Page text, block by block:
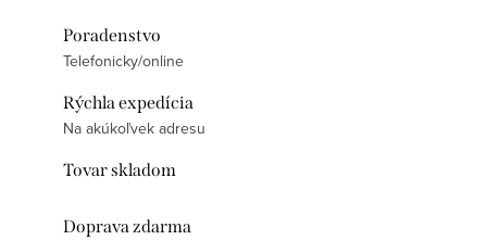
Poradenstvo
Telefonicky/online
Rýchla expedícia
Na akúkoľvek adresu
Tovar skladom
Doprava zdarma